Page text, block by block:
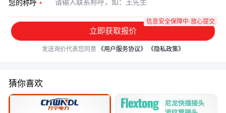
您的称呼
立即获取报价
信息安全保障中·放心提交
发送询价代表您同意 《用户服务协议》 《隐私政策》
猜你喜欢